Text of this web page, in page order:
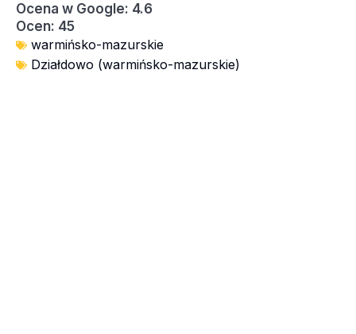
Ocena w Google: 4.6
Ocen: 45
warmińsko-mazurskie
Działdowo (warmińsko-mazurskie)